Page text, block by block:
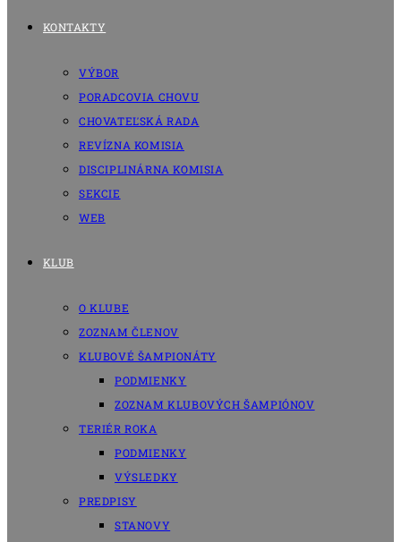
KONTAKTY
VÝBOR
PORADCOVIA CHOVU
CHOVATEĽSKÁ RADA
REVÍZNA KOMISIA
DISCIPLINÁRNA KOMISIA
SEKCIE
WEB
KLUB
O KLUBE
ZOZNAM ČLENOV
KLUBOVÉ ŠAMPIONÁTY
PODMIENKY
ZOZNAM KLUBOVÝCH ŠAMPIÓNOV
TERIÉR ROKA
PODMIENKY
VÝSLEDKY
PREDPISY
STANOVY